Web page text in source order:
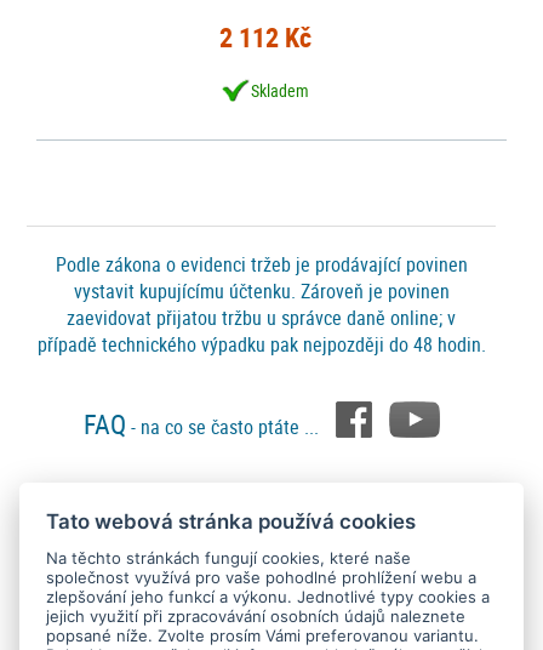
2 112 Kč
Skladem
Podle zákona o evidenci tržeb je prodávající povinen
vystavit kupujícímu účtenku. Zároveň je povinen
zaevidovat přijatou tržbu u správce daně online; v
případě technického výpadku pak nejpozději do 48 hodin.
FAQ - na co se často ptáte ...
Platební metody
Tato webová stránka používá cookies
Na těchto stránkách fungují cookies, které naše
společnost využívá pro vaše pohodlné prohlížení webu a
zlepšování jeho funkcí a výkonu. Jednotlivé typy cookies a
jejich využití při zpracovávání osobních údajů naleznete
popsané níže. Zvolte prosím Vámi preferovanou variantu.